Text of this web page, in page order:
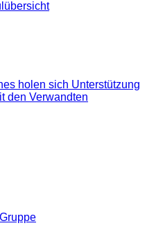
holen sich Unterstützung
den Verwandten